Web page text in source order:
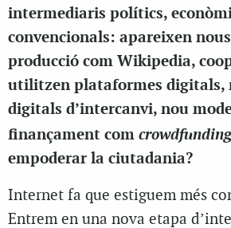
intermediaris polítics,
convencionals: apareixen
producció com Wikipedia,
utilitzen plataformes digitals,
digitals d’intercanvi, nou
finançament com crowdfunding
empoderar la ciutadania?
Internet fa que estiguem més
Entrem en una nova etapa